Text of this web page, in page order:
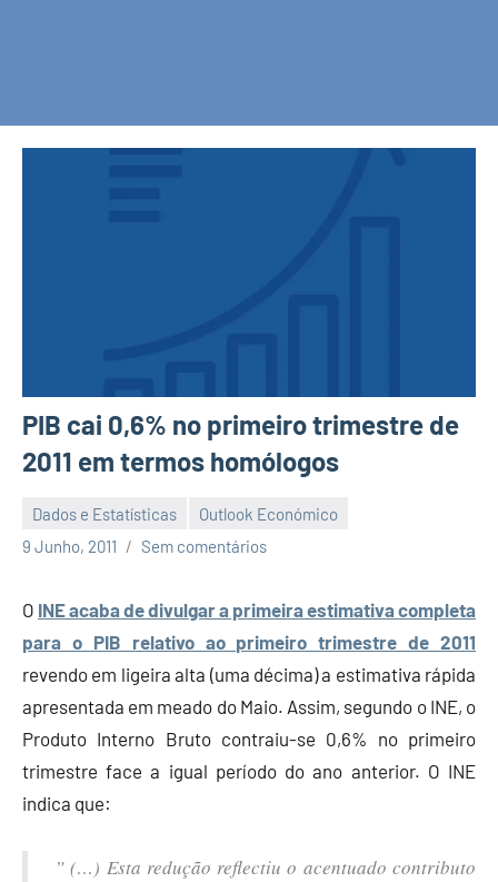
PIB cai 0,6% no primeiro trimestre de
2011 em termos homólogos
Dados e Estatísticas
Outlook Económico
9 Junho, 2011
Economia
Finanças
Sem comentários
O INE acaba de divulgar a primeira estimativa completa
para o PIB relativo ao primeiro trimestre de 2011
revendo em ligeira alta (uma décima) a estimativa rápida
apresentada em meado do Maio. Assim, segundo o INE, o
Produto Interno Bruto contraiu-se 0,6% no primeiro
trimestre face a igual período do ano anterior. O INE
indica que:
” (…) Esta redução reflectiu o acentuado contributo